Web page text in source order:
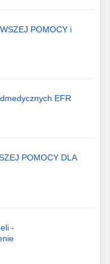
POMOCY i
EFR
POMOCY DLA
-